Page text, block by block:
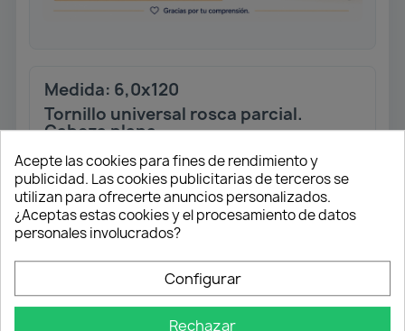
Medida: 6,0x120
Tornillo universal rosca parcial.
Cabeza plana.
T-STAR Plus T30. Punta 4CUT.
Acabado Wirox.
Caja 100 unidades
Envío gratuito
Desde 50 € en península
Acepte las cookies para fines de rendimiento y
publicidad. Las cookies publicitarias de terceros se
utilizan para ofrecerte anuncios personalizados.
¿Aceptas estas cookies y el procesamiento de datos
personales involucrados?
Configurar
Rechazar